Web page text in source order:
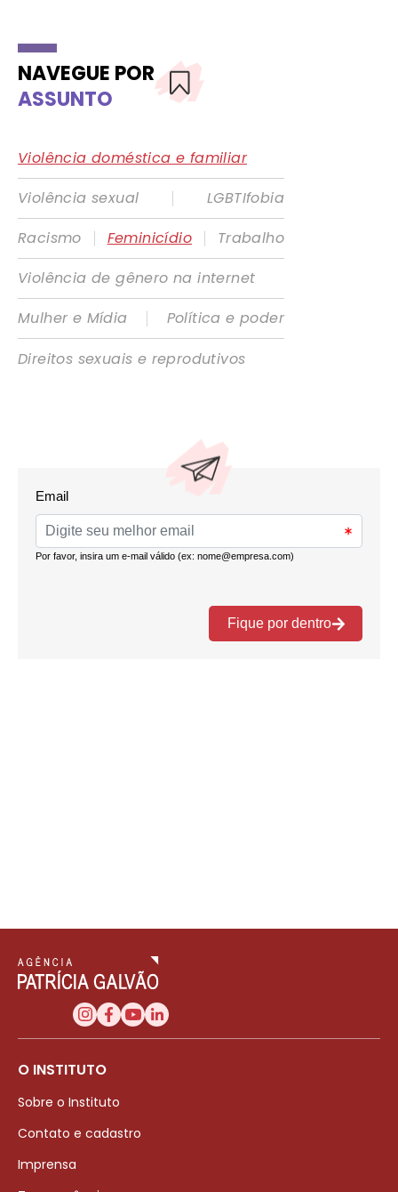
NAVEGUE POR
ASSUNTO
Violência doméstica e familiar
Violência sexual
|
LGBTIfobia
Racismo
| Feminicídio |
Trabalho
Violência de gênero na internet
Mulher e Mídia
|
Política e poder
Direitos sexuais e reprodutivos
O INSTITUTO
Sobre o Instituto
Contato e cadastro
Imprensa